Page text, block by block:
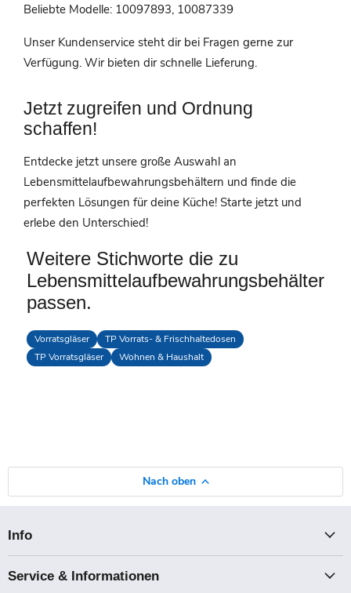
Beliebte Modelle: 10097893, 10087339
Unser Kundenservice steht dir bei Fragen gerne zur
Verfügung. Wir bieten dir schnelle Lieferung.
Jetzt zugreifen und Ordnung
schaffen!
Entdecke jetzt unsere große Auswahl an
Lebensmittelaufbewahrungsbehältern und finde die
perfekten Lösungen für deine Küche! Starte jetzt und
erlebe den Unterschied!
Weitere Stichworte die zu
Lebensmittelaufbewahrungsbehälter
passen.
Vorratsgläser
TP Vorrats- & Frischhaltedosen
TP Vorratsgläser
Wohnen & Haushalt
Nach oben
Info
Service & Informationen